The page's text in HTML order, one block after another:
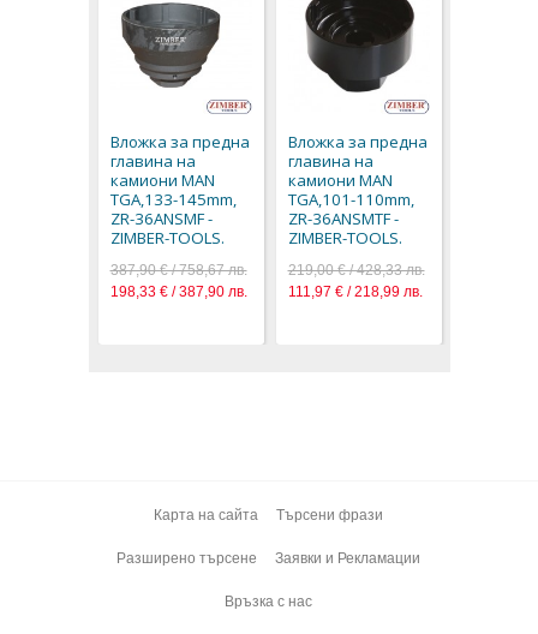
Вложка за предна
главина на
камиони MAN
TGA,133-145mm,
ZR-36ANSMF -
ZIMBER-TOOLS.
387,90 € / 758,67 лв.
198,33 € / 387,90 лв.
Вложка за предна
главина на
камиони MAN
TGA,101-110mm,
ZR-36ANSMTF -
ZIMBER-TOOLS.
219,00 € / 428,33 лв.
111,97 € / 218,99 лв.
Карта на сайта Търсени фрази
Разширено търсене Заявки и Рекламации
Връзка с нас